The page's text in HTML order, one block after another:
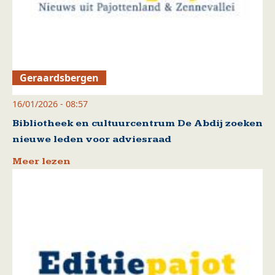
Geraardsbergen
16/01/2026 - 08:57
Bibliotheek en cultuurcentrum De Abdij zoeken
nieuwe leden voor adviesraad
Meer lezen